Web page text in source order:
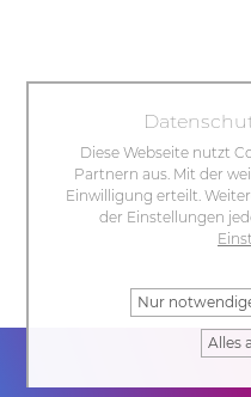
Diese Webseite nutzt
Partnern aus. Mit der
Einwilligung erteilt.
der Einstellungen
Nur
Alles